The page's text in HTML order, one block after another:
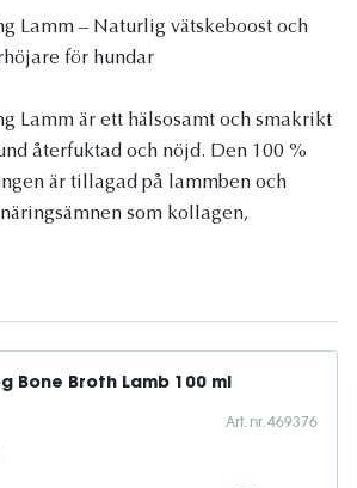
Lamm – Naturlig vätskeboost och
för hundar
Lamm är ett hälsosamt och smakrikt
återfuktad och nöjd. Den 100 %
är tillagad på lammben och
som kollagen,
Bone Broth Lamb 100 ml
Art. nr. 469376